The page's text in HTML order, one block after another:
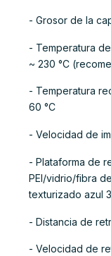
- Grosor de la
- Temperatura
~ 230 °C
- Temperatura
60 °C
- Velocidad de
- Plataforma de
PEI/vidrio/fibra
texturizado azul
- Distancia de
- Velocidad de